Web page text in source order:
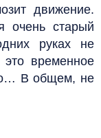
движение.
очень старый
руках не
это временное
В общем, не